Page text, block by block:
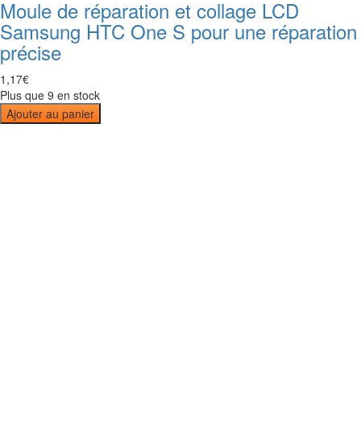
Moule de réparation et collage LCD
Samsung HTC One S pour une réparation
précise
1 ,17€
Plus que 9 en stock
Ajouter au panier